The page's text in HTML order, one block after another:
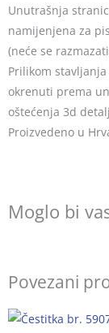
Unutrašnja
namijenjena za
(neće se
Prilikom
okrenuti prema
oštećenja 3d
Proizvedeno u
Moglo bi
Povezani